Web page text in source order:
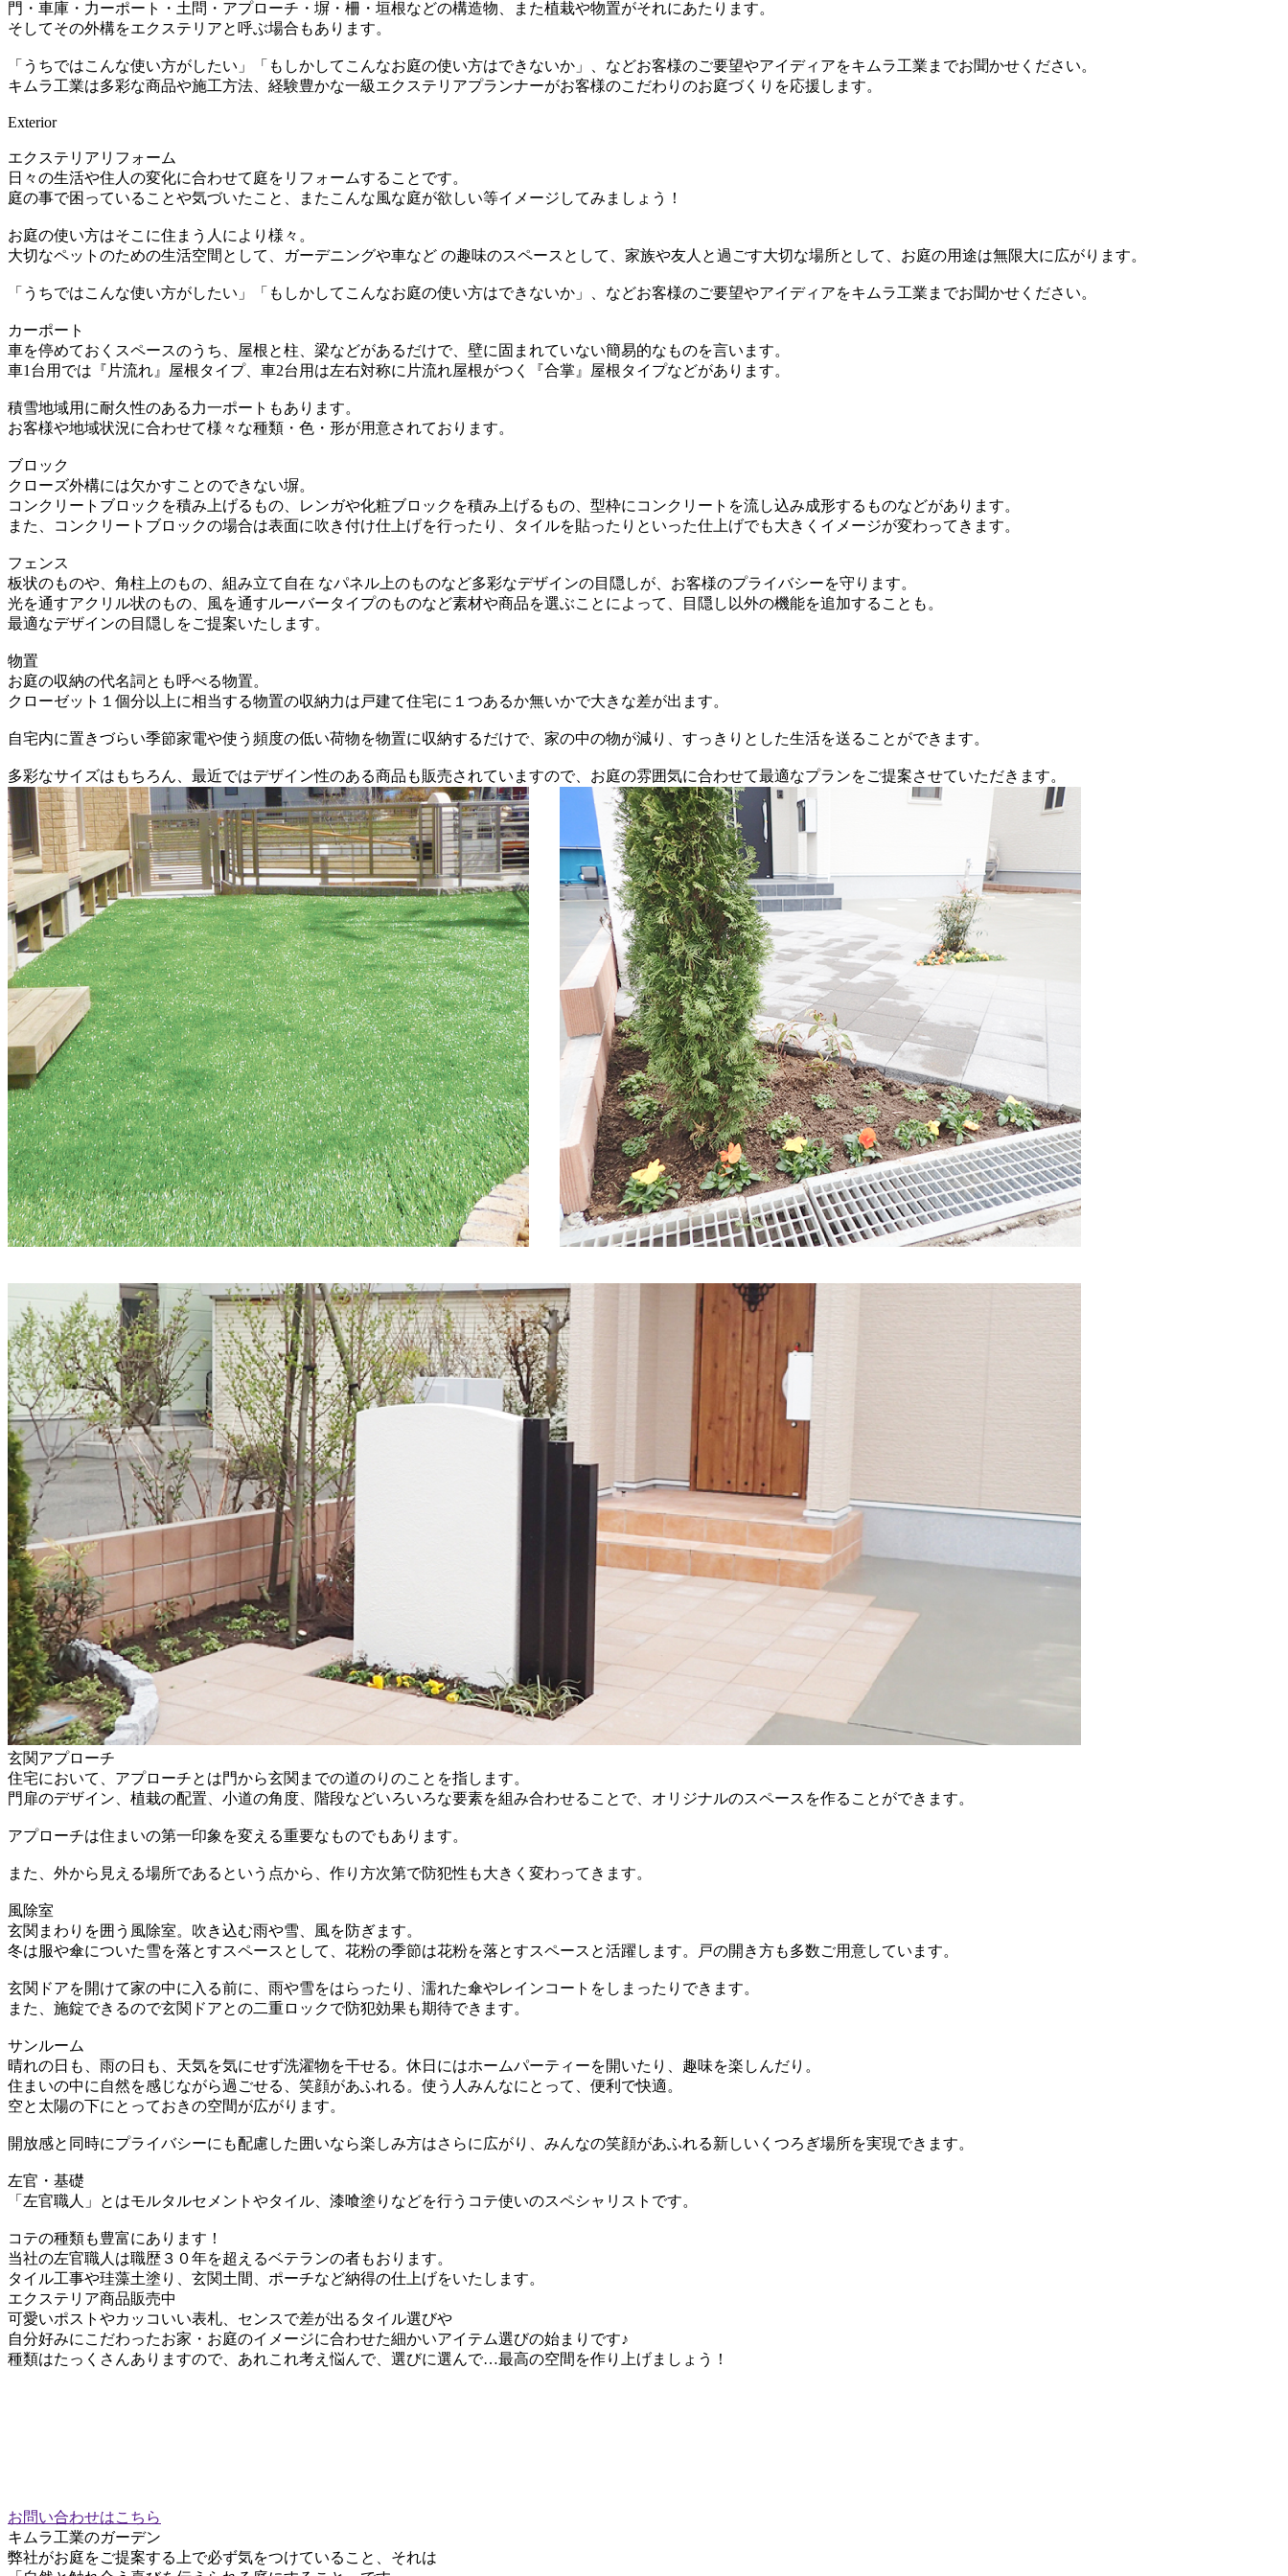
門・車庫・力ーポート・土問・アプローチ・塀・柵・垣根などの構造物、また植栽や物置がそれにあたります。
そしてその外構をエクステリアと呼ぶ場合もあります。
「うちではこんな使い方がしたい」「もしかしてこんなお庭の使い方はできないか」、などお客様のご要望やアイディアをキムラ工業までお聞かせください。
キムラ工業は多彩な商品や施工方法、経験豊かな一級エクステリアプランナーがお客様のこだわりのお庭づくりを応援します。
Exterior
エクステリアリフォーム
日々の生活や住人の変化に合わせて庭をリフォームすることです。
庭の事で困っていることや気づいたこと、またこんな風な庭が欲しい等イメージしてみましょう！
お庭の使い方はそこに住まう人により様々。
大切なペットのための生活空間として、ガーデニングや車など の趣味のスペースとして、家族や友人と過ごす大切な場所として、お庭の用途は無限大に広がります。
「うちではこんな使い方がしたい」「もしかしてこんなお庭の使い方はできないか」、などお客様のご要望やアイディアをキムラ工業までお聞かせください。
カーポート
車を停めておくスペースのうち、屋根と柱、梁などがあるだけで、壁に固まれていない簡易的なものを言います。
車1台用では『片流れ』屋根タイプ、車2台用は左右対称に片流れ屋根がつく『合掌』屋根タイプなどがあります。
積雪地域用に耐久性のある力一ポートもあります。
お客様や地域状況に合わせて様々な種類・色・形が用意されております。
ブロック
クローズ外構には欠かすことのできない塀。
コンクリートブロックを積み上げるもの、レンガや化粧ブロックを積み上げるもの、型枠にコンクリートを流し込み成形するものなどがあります。
また、コンクリートブロックの場合は表面に吹き付け仕上げを行ったり、タイルを貼ったりといった仕上げでも大きくイメージが変わってきます。
フェンス
板状のものや、角柱上のもの、組み立て自在 なパネル上のものなど多彩なデザインの目隠しが、お客様のプライバシーを守ります。
光を通すアクリル状のもの、風を通すルーバータイプのものなど素材や商品を選ぶことによって、目隠し以外の機能を追加することも。
最適なデザインの目隠しをご提案いたします。
物置
お庭の収納の代名詞とも呼べる物置。
クローゼット１個分以上に相当する物置の収納力は戸建て住宅に１つあるか無いかで大きな差が出ます。
自宅内に置きづらい季節家電や使う頻度の低い荷物を物置に収納するだけで、家の中の物が減り、すっきりとした生活を送ることができます。
多彩なサイズはもちろん、最近ではデザイン性のある商品も販売されていますので、お庭の雰囲気に合わせて最適なプランをご提案させていただきます。
玄関アプローチ
住宅において、アプローチとは門から玄関までの道のりのことを指します。
門扉のデザイン、植栽の配置、小道の角度、階段などいろいろな要素を組み合わせることで、オリジナルのスペースを作ることができます。
アプローチは住まいの第一印象を変える重要なものでもあります。
また、外から見える場所であるという点から、作り方次第で防犯性も大きく変わってきます。
風除室
玄関まわりを囲う風除室。吹き込む雨や雪、風を防ぎます。
冬は服や傘についた雪を落とすスペースとして、花粉の季節は花粉を落とすスペースと活躍します。戸の開き方も多数ご用意しています。
玄関ドアを開けて家の中に入る前に、雨や雪をはらったり、濡れた傘やレインコートをしまったりできます。
また、施錠できるので玄関ドアとの二重ロックで防犯効果も期待できます。
サンルーム
晴れの日も、雨の日も、天気を気にせず洗濯物を干せる。休日にはホームパーティーを開いたり、趣味を楽しんだり。
住まいの中に自然を感じながら過ごせる、笑顔があふれる。使う人みんなにとって、便利で快適。
空と太陽の下にとっておきの空間が広がります。
開放感と同時にプライバシーにも配慮した囲いなら楽しみ方はさらに広がり、みんなの笑顔があふれる新しいくつろぎ場所を実現できます。
左官・基礎
「左官職人」とはモルタルセメントやタイル、漆喰塗りなどを行うコテ使いのスペシャリストです。
コテの種類も豊富にあります！
当社の左官職人は職歴３０年を超えるベテランの者もおります。
タイル工事や珪藻土塗り、玄関土間、ポーチなど納得の仕上げをいたします。
エクステリア商品販売中
可愛いポストやカッコいい表札、センスで差が出るタイル選びや
自分好みにこだわったお家・お庭のイメージに合わせた細かいアイテム選びの始まりです♪
種類はたっくさんありますので、あれこれ考え悩んで、選びに選んで…最高の空間を作り上げましょう！
お問い合わせはこちら
キムラ工業のガーデン
弊社がお庭をご提案する上で必ず気をつけていること、それは